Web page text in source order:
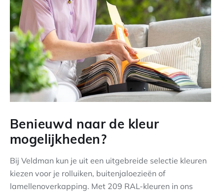
Benieuwd naar de kleur
mogelijkheden?
Bij Veldman kun je uit een uitgebreide selectie kleuren
kiezen voor je rolluiken, buitenjaloezieën of
lamellenoverkapping. Met 209 RAL-kleuren in ons